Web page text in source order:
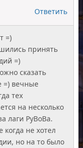
Ответить
=)
принять
=)
сказать
=) вечные
тех
на несколько
лаги РуВоВа.
не хотел
но на то было